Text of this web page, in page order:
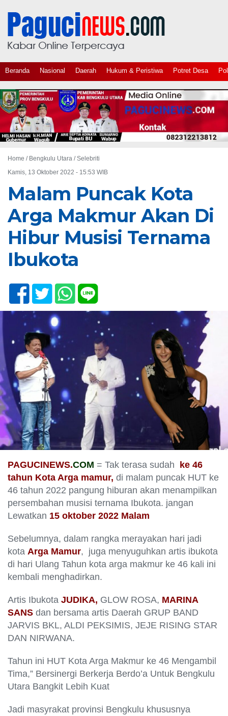
Beranda Nasional Daerah Hukum & Peristiwa Potret Desa
Home / Bengkulu Utara /Selebriti
Kamis, 13 Oktober 2022 - 15:53 WIB
Malam Puncak Kota
Arga Makmur Akan Di
Hibur Musisi Ternama
Ibukota
PAGUCINEWS.COM = Tak terasa sudah ke 46
tahun Kota Arga mamur, di malam puncak HUT ke
46 tahun 2022 pangung hiburan akan menampilkan
persembahan musisi ternama Ibukota. jangan
Lewatkan 15 oktober 2022 Malam
Sebelumnya, dalam rangka merayakan hari jadi
kota Arga Mamur, juga menyuguhkan artis ibukota
di hari Ulang Tahun kota arga makmur ke 46 kali ini
kembali menghadirkan.
Artis Ibukota JUDIKA, GLOW ROSA, MARINA
SANS dan bersama artis Daerah GRUP BAND
JARVIS BKL, ALDI PEKSIMIS, JEJE RISING STAR
DAN NIRWANA.
Tahun ini HUT Kota Arga Makmur ke 46 Mengambil
Tima,” Bersinergi Berkerja Berdo’a Untuk Bengkulu
Utara Bangkit Lebih Kuat
Jadi masyrakat provinsi Bengkulu khususnya